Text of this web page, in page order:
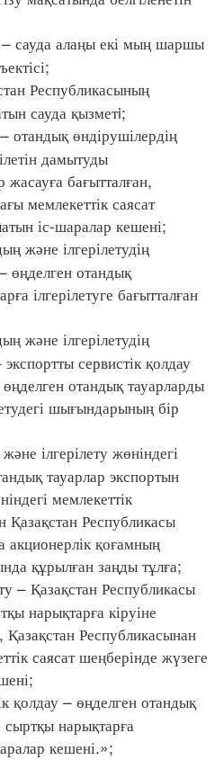
сауда алаңы екі мың шаршы
Республикасының
сауда қызметi;
өндірушілердің
дамытуды
бағытталған,
мемлекеттік саясат
іс-шаралар кешені;
және ілгерілетудің
өңделген отандық
ілгерілетуге бағытталған
және ілгерілетудің
сервистік қолдау
отандық тауарларды
шығындарының бір
ілгерілету жөніндегі
тауарлар экспортын
мемлекеттік
Республикасы
қоғамның
құрылған заңды тұлға;
– Қазақстан Республикасы
нарықтарға кіруіне
Республикасынан
саясат шеңберінде жүзеге
– өңделген отандық
нарықтарға
кешені.»;